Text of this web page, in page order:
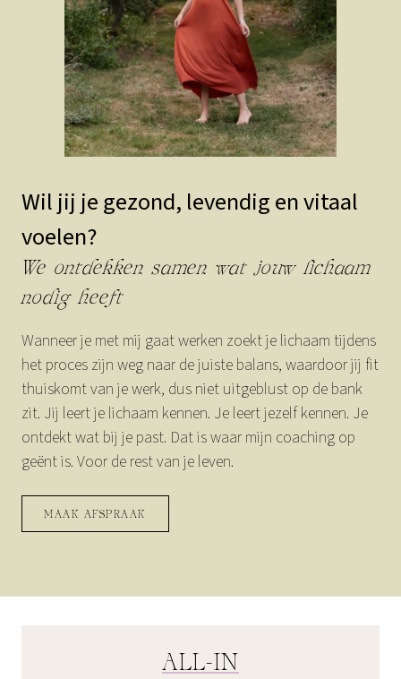
Wil jij je gezond, levendig en vitaal
voelen?
We ontdekken samen wat jouw lichaam
nodig heeft
Wanneer je met mij gaat werken zoekt je lichaam tijdens
het proces zijn weg naar de juiste balans, waardoor jij fit
thuiskomt van je werk, dus niet uitgeblust op de bank
zit. Jij leert je lichaam kennen. Je leert jezelf kennen. Je
ontdekt wat bij je past. Dat is waar mijn coaching op
geënt is. Voor de rest van je leven.
MAAK AFSPRAAK
ALL-IN